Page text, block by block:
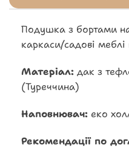
Подушка з бортами
каркаси/садові
Матеріал: дак з
(Туреччина)
Наповнювач: еко
Рекомендації по